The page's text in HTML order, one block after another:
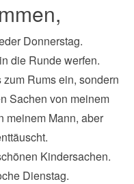
i
o
n
Donnerstag.
die Runde werfen.
Rums ein, sondern
Sachen von meinem
meinem Mann, aber
Kindersachen.
Dienstag.